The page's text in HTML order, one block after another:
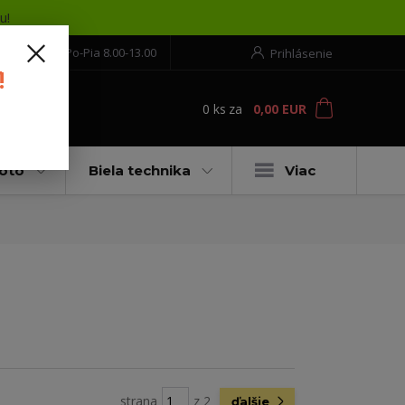
Prihlásenie
304 860 Po-Pia 8.00-13.00
0 ks za 0,00 EUR
Biela technika Viac
strana z 2 ďalšie